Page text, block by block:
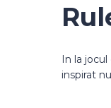
In la
inspirat